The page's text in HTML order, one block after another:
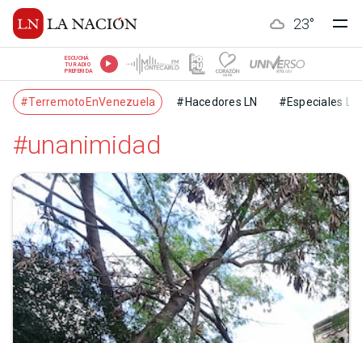
23°
ESCUCHÁ
TU RADIO
PREFERIDA
#TerremotoEnVenezuela #Hacedores LN #Especiales LN
#unanimidad